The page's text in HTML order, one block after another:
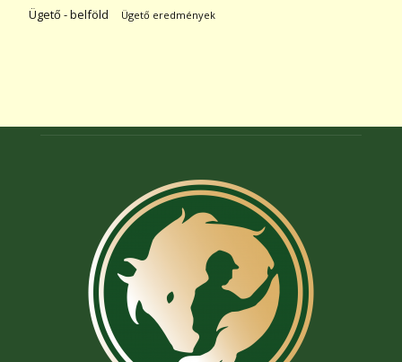
Ügető - belföld Ügető eredmények